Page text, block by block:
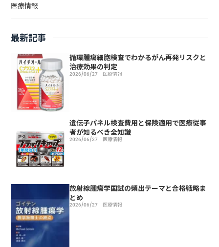
医療情報
最新記事
循環腫瘍細胞検査でわかるがん再発リスクと
治療効果の判定
2026/06/27 医療情報
遺伝子パネル検査費用と保険適用で医療従事
者が知るべき全知識
2026/06/27 医療情報
放射線腫瘍学国試の頻出テーマと合格戦略ま
とめ
2026/06/27 医療情報